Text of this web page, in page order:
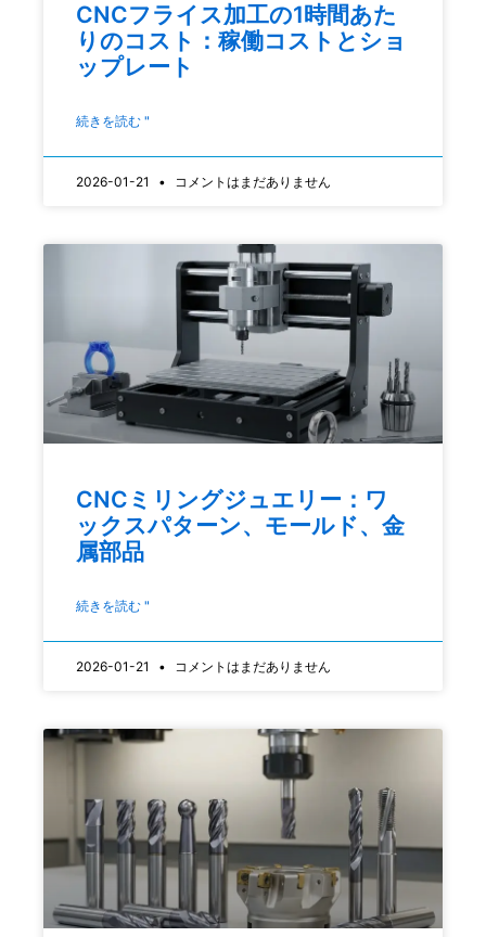
CNCフライス加工の1時間あた
りのコスト：稼働コストとショ
ップレート
続きを読む "
2026-01-21 コメントはまだありません
CNCミリングジュエリー：ワ
ックスパターン、モールド、金
属部品
続きを読む "
2026-01-21 コメントはまだありません